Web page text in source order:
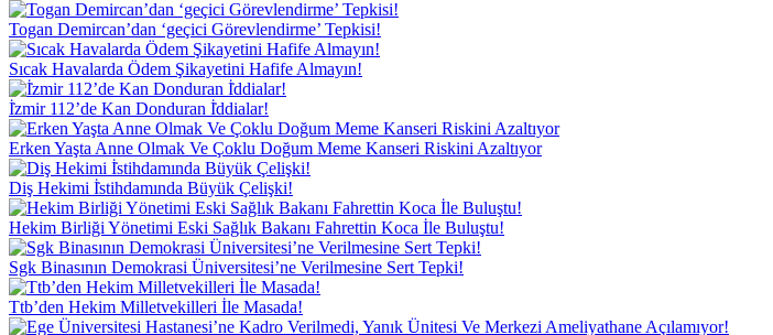
Togan Demircan’dan ‘geçici Görevlendirme’ Tepkisi!
Sıcak Havalarda Ödem Şikayetini Hafife Almayın!
İ̇zmir 112’de Kan Donduran İ̇ddialar!
Erken Yaşta Anne Olmak Ve Çoklu Doğum Meme Kanseri Riskini Azaltıyor
Diş Hekimi İ̇stihdamında Büyük Çelişki!
Hekim Birliği Yönetimi Eski Sağlık Bakanı Fahrettin Koca İle Buluştu!
Sgk Binasının Demokrasi Üniversitesi’ne Verilmesine Sert Tepki!
Ttb’den Hekim Milletvekilleri İle Masada!